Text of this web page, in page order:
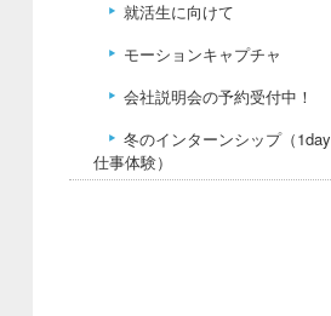
就活生に向けて
モーションキャプチャ
会社説明会の予約受付中！
冬のインターンシップ（1day
仕事体験）